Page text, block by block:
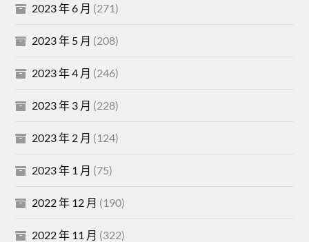
2023 年 6 月 (271)
2023 年 5 月 (208)
2023 年 4 月 (246)
2023 年 3 月 (228)
2023 年 2 月 (124)
2023 年 1 月 (75)
2022 年 12 月 (190)
2022 年 11 月 (322)